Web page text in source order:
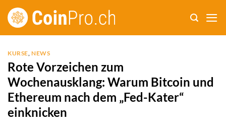
Zum
Inhalt
KURSE,NEWS
Rote Vorzeichen zum
Wochenausklang: Warum Bitcoin und
Ethereum nach dem „Fed-Kater“
einknicken